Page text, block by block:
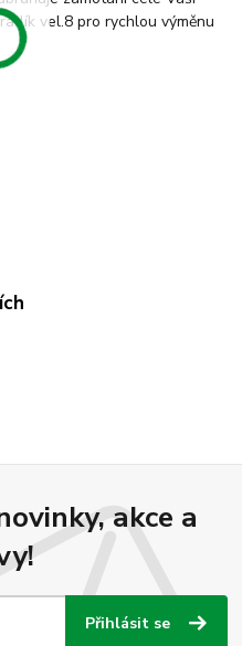
vel.8 pro rychlou výměnu
akce a
Přihlásit se